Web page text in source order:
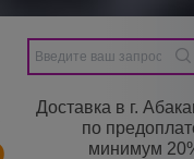
Доставка в г.
по
минимум